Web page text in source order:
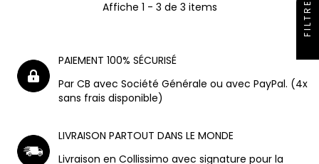
Affiche 1 - 3 de 3 items
PAIEMENT 100% SÉCURISÉ
Par CB avec Société Générale ou avec PayPal. (4x
sans frais disponible)
LIVRAISON PARTOUT DANS LE MONDE
Livraison en Collissimo avec signature pour la
FILTRER